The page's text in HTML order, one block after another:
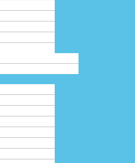
Нерабочий
Сломанный